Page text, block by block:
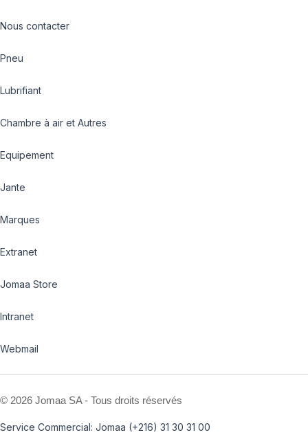
Nous contacter
Pneu
Lubrifiant
Chambre à air et Autres
Equipement
Jante
Marques
Extranet
Jomaa Store
Intranet
Webmail
© 2026 Jomaa SA - Tous droits réservés
Service Commercial: Jomaa (+216) 31 30 31 00